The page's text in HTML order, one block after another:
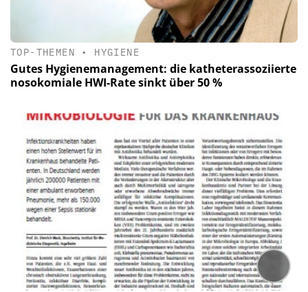
TOP-THEMEN • HYGIENE
Gutes Hygienemanagement: die katheterassoziierte
nosokomiale HWI-Rate sinkt über 50 %